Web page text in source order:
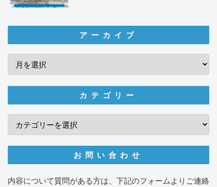
アーカイブ
カテゴリー
お問い合わせ
内容について質問がある方は、下記のフォームよりご連絡